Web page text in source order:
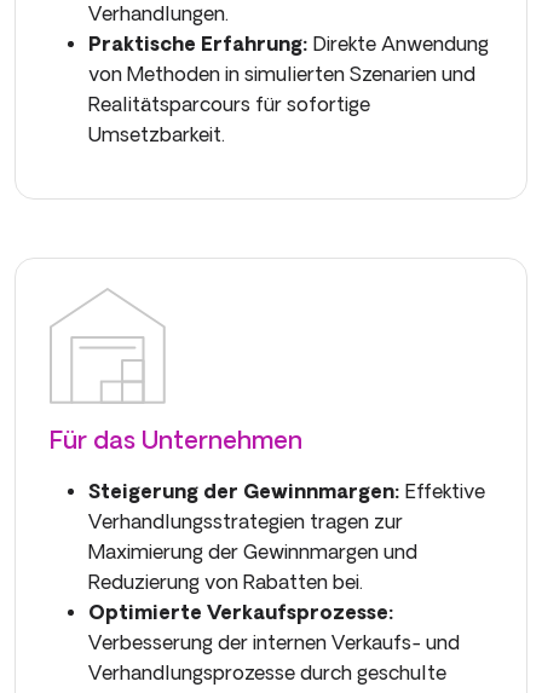
Verhandlungen.
Praktische Erfahrung: Direkte Anwendung
von Methoden in simulierten Szenarien und
Realitätsparcours für sofortige
Umsetzbarkeit.
Für das Unternehmen
Steigerung der Gewinnmargen: Effektive
Verhandlungsstrategien tragen zur
Maximierung der Gewinnmargen und
Reduzierung von Rabatten bei.
Optimierte Verkaufsprozesse:
Verbesserung der internen Verkaufs- und
Verhandlungsprozesse durch geschulte